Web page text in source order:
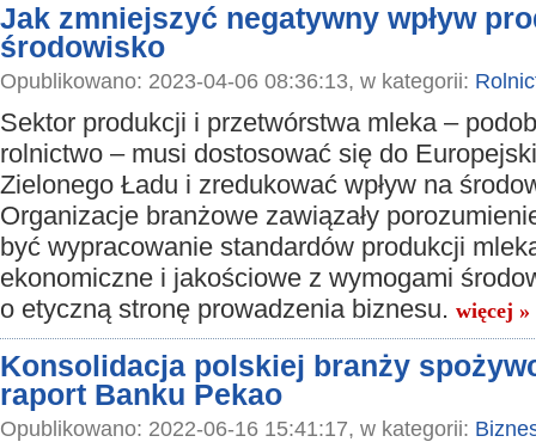
Jak zmniejszyć negatywny wpływ
środowisko
Opublikowano: 2023-04-06 08:36:13, w kategorii:
Sektor produkcji i przetwórstwa mleka –
rolnictwo – musi dostosować się do
Zielonego Ładu i zredukować wpływ na
Organizacje branżowe zawiązały
być wypracowanie standardów produkcji
ekonomiczne i jakościowe z wymogami
o etyczną stronę prowadzenia biznesu. więcej »
Konsolidacja polskiej branży
raport Banku Pekao
Opublikowano: 2022-06-16 15:41:17, w kategorii: